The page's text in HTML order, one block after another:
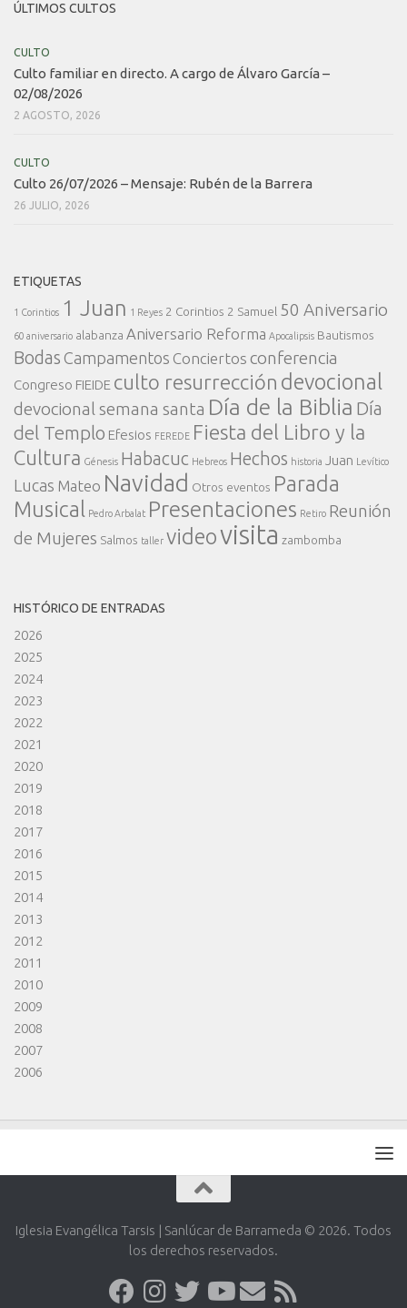
ÚLTIMOS CULTOS
CULTO
Culto familiar en directo. A cargo de Álvaro García –
02/08/2026
2 AGOSTO, 2026
CULTO
Culto 26/07/2026 – Mensaje: Rubén de la Barrera
26 JULIO, 2026
ETIQUETAS
1 Corintios 1 Juan 1 Reyes 2 Corintios 2 Samuel 50 Aniversario
60 aniversario alabanza Aniversario Reforma Apocalipsis Bautismos
Bodas Campamentos Conciertos conferencia
Congreso FIEIDE culto resurrección devocional
devocional semana santa Día de la Biblia Día
del Templo Efesios FEREDE Fiesta del Libro y la
Cultura Génesis Habacuc Hebreos Hechos historia Juan Levítico
Lucas Mateo Navidad Otros eventos Parada
Musical
Pedro Arbalat Presentaciones Retiro Reunión
de Mujeres Salmos taller videovisita zambomba
HISTÓRICO DE ENTRADAS
2026
2025
2024
2023
2022
2021
2020
2019
2018
2017
2016
2015
2014
2013
2012
2011
2010
2009
2008
2007
2006
Iglesia Evangélica Tarsis | Sanlúcar de Barrameda © 2026. Todos
los derechos reservados.